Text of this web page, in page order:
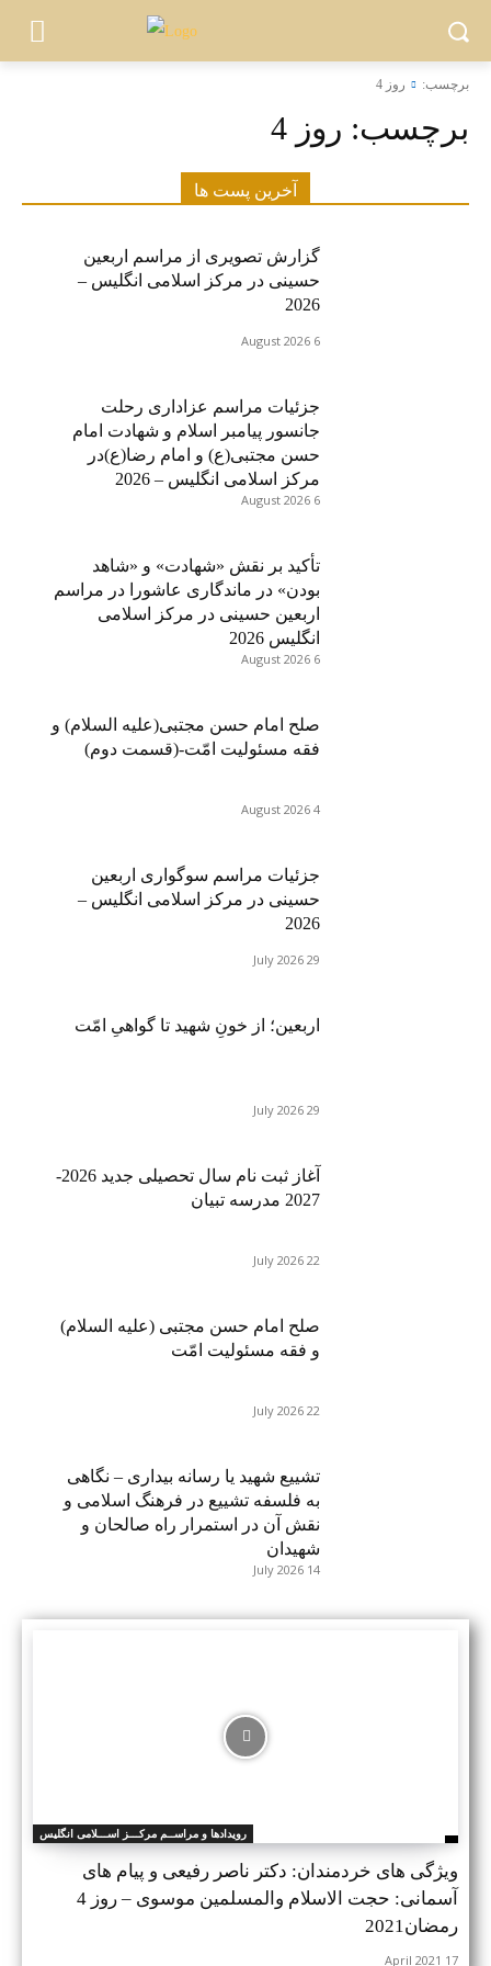
برچسب: روز 4
برچسب: روز 4
آخرین پست ها
گزارش تصویری از مراسم اربعین
حسینی در مرکز اسلامی انگلیس –
2026
6 August 2026
جزئیات مراسم عزاداری رحلت
جانسور پیامبر اسلام و شهادت امام
حسن مجتبی(ع) و امام رضا(ع)در
مرکز اسلامی انگلیس – 2026
6 August 2026
تأکید بر نقش «شهادت» و «شاهد
بودن» در ماندگاری عاشورا در مراسم
اربعین حسینی در مرکز اسلامی
انگلیس 2026
6 August 2026
صلح امام حسن مجتبی(علیه السلام) و
فقه مسئولیت امّت-(قسمت دوم)
4 August 2026
جزئیات مراسم سوگواری اربعین
حسینی در مرکز اسلامی انگلیس –
2026
29 July 2026
اربعین؛ از خونِ شهید تا گواهیِ امّت
29 July 2026
آغاز ثبت نام سال تحصیلی جدید 2026-
2027 مدرسه تبیان
22 July 2026
صلح امام حسن مجتبی (علیه السلام)
و فقه مسئولیت امّت
22 July 2026
تشییع شهید یا رسانه بیداری – نگاهی
به فلسفه تشییع در فرهنگ اسلامی و
نقش آن در استمرار راه صالحان و
شهیدان
14 July 2026
رویدادها و مراســم مرکـــز اســـلامی انگلیس
ویژگی های خردمندان: دکتر ناصر رفیعی و پیام های
آسمانی: حجت الاسلام والمسلمین موسوی – روز 4
رمضان2021
17 April 2021